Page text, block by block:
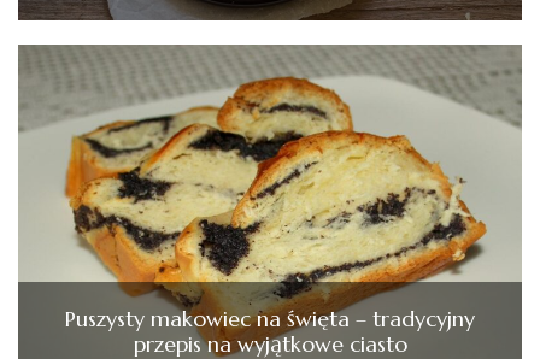
Puszysty makowiec na święta – tradycyjny
przepis na wyjątkowe ciasto